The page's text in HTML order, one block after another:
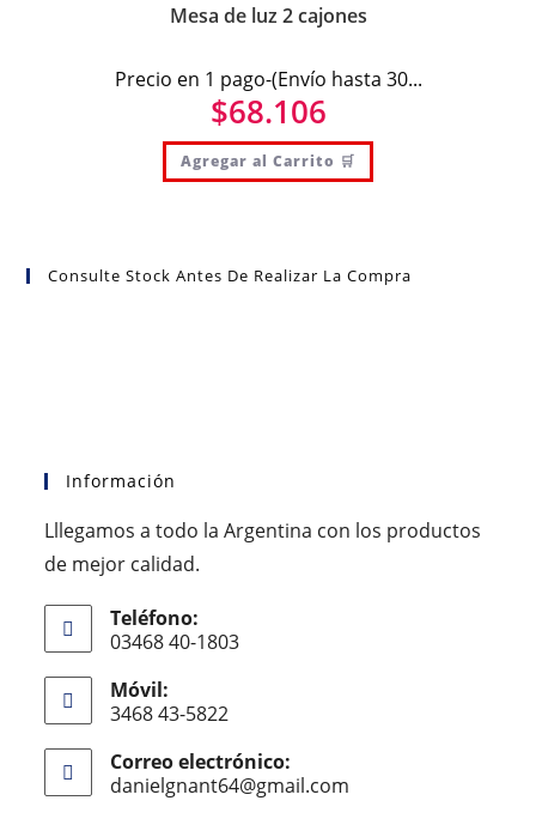
Mesa de luz 2 cajones
Precio en 1 pago-(Envío hasta 30...
$68.106
Agregar al Carrito 🛒
Consulte Stock Antes De Realizar La Compra
Información
Lllegamos a todo la Argentina con los productos
de mejor calidad.
Teléfono:
03468 40-1803
Móvil:
3468 43-5822
Correo electrónico:
danielgnant64@gmail.com